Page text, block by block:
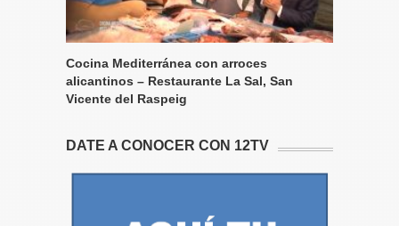
Cocina Mediterránea con arroces
alicantinos – Restaurante La Sal, San
Vicente del Raspeig
DATE A CONOCER CON 12TV